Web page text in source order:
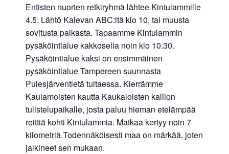
Entisten nuorten retkiryhmä lähtee Kintulammille
4.5. Lähtö Kalevan ABC:ltä klo 10, tai muusta
sovitusta paikasta. Tapaamme Kintulammin
pysäköintialue kakkosella noin klo 10.30.
Pysäköintialue kaksi on ensimmäinen
pysäköintialue Tampereen suunnasta
Pulesjärventietä tultaessa. Kierrämme
Kaulamoisten kautta Kaukaloisten kallion
tulistelupaikalle, josta paluu hieman etelämpää
reittiä kohti Kintulammia. Matkaa kertyy noin 7
kilometriä.Todennäköisesti maa on märkää, joten
jalkineet sen mukaan.